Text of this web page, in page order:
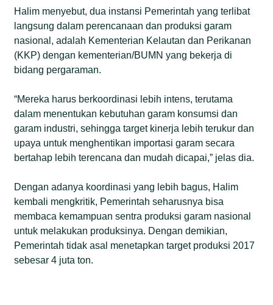
Halim menyebut, dua instansi Pemerintah yang terlibat
langsung dalam perencanaan dan produksi garam
nasional, adalah Kementerian Kelautan dan Perikanan
(KKP) dengan kementerian/BUMN yang bekerja di
bidang pergaraman.
“Mereka harus berkoordinasi lebih intens, terutama
dalam menentukan kebutuhan garam konsumsi dan
garam industri, sehingga target kinerja lebih terukur dan
upaya untuk menghentikan importasi garam secara
bertahap lebih terencana dan mudah dicapai,” jelas dia.
Dengan adanya koordinasi yang lebih bagus, Halim
kembali mengkritik, Pemerintah seharusnya bisa
membaca kemampuan sentra produksi garam nasional
untuk melakukan produksinya. Dengan demikian,
Pemerintah tidak asal menetapkan target produksi 2017
sebesar 4 juta ton.